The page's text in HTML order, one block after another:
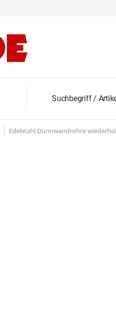
Edelstahl Dünnwandrohre